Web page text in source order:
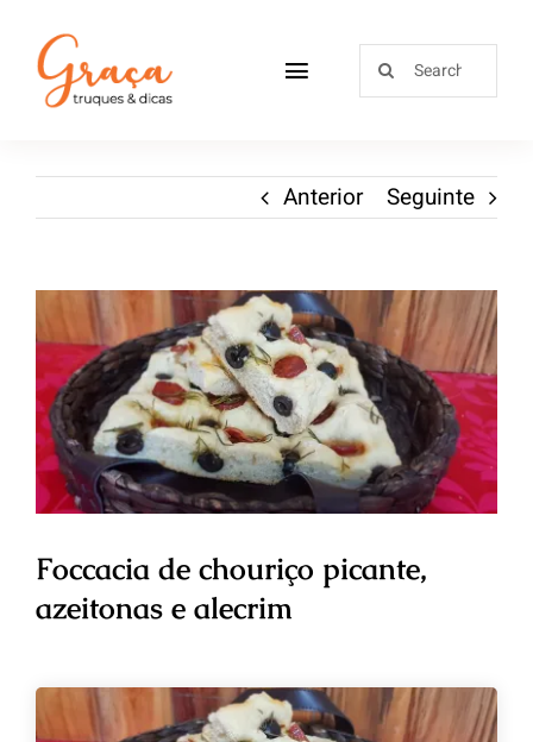
Receitas
Sobre
Loja
Blog
Contactos
Anterior Seguinte
Foccacia de chouriço picante,
azeitonas e alecrim